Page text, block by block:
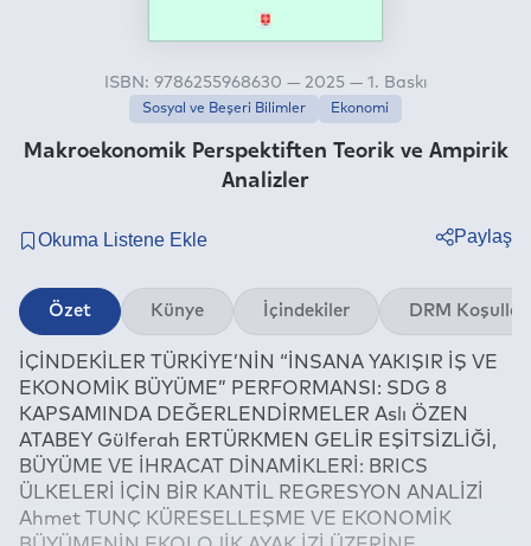
Makroekonomik Perspektiften Teorik ve Ampirik
Analizler
ISBN: 9786255968630 — 2025 — 1. Baskı
Sosyal ve Beşeri Bilimler Ekonomi
Paylaş
Twitter
Linkedin
Whatsapp
Telegram
E-mail
Özet Künye İçindekiler DRM Koşulları
İÇİNDEKİLER TÜRKİYE’NİN “İNSANA YAKIŞIR İŞ VE
EKONOMİK BÜYÜME” PERFORMANSI: SDG 8
KAPSAMINDA DEĞERLENDİRMELER Aslı ÖZEN
ATABEY Gülferah ERTÜRKMEN GELİR EŞİTSİZLİĞİ,
BÜYÜME VE İHRACAT DİNAMİKLERİ: BRICS
ÜLKELERİ İÇİN BİR KANTİL REGRESYON ANALİZİ
Ahmet TUNÇ KÜRESELLEŞME VE EKONOMİK